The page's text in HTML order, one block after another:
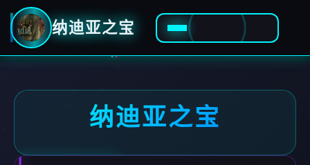
纳迪亚之宝
纳迪亚之宝